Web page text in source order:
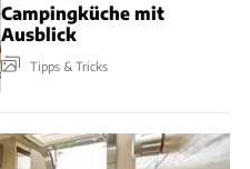
Campingküche mit
Ausblick
Tipps & Tricks